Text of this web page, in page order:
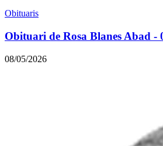
Obituaris
Obituari de Rosa Blanes Abad -
08/05/2026